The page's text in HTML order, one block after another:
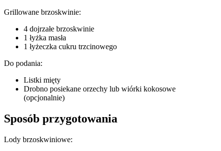
Grillowane brzoskwinie:
4 dojrzałe brzoskwinie
1 łyżka masła
1 łyżeczka cukru trzcinowego
Do podania:
Listki mięty
Drobno posiekane orzechy lub wiórki kokosowe
(opcjonalnie)
Sposób przygotowania
Lody brzoskwiniowe: